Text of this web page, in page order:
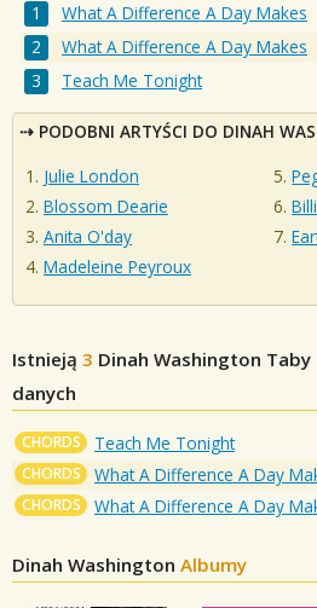
What A Difference A Day Makes
What A Difference A Day Makes
Teach Me Tonight
PODOBNI ARTYŚCI DO DINAH
Julie London
Blossom Dearie
Anita O'day
Madeleine Peyroux
Istnieją 3 Dinah Washington Taby
danych
CHORDS Teach Me Tonight
CHORDS What A Difference A Day
CHORDS What A Difference A Day
Dinah Washington Albumy